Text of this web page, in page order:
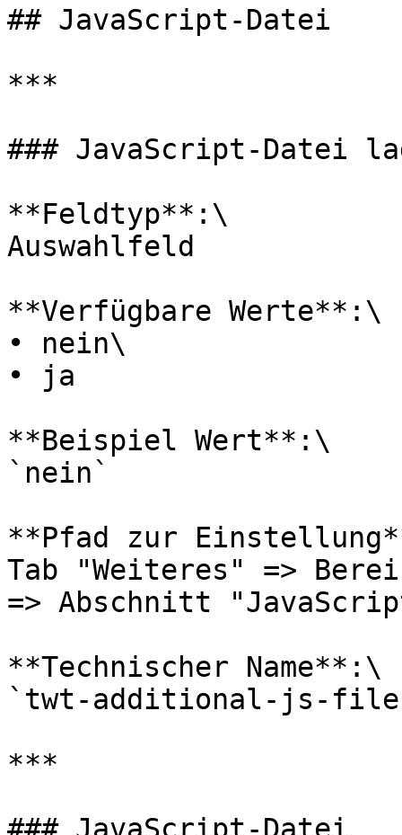
## JavaScript-Datei
***
### JavaScript-Datei
**Feldtyp**:\
Auswahlfeld
**Verfügbare Werte**:\
• nein\
• ja
**Beispiel Wert**:\
`nein`
**Pfad zur
Tab "Weiteres" =>
=> Abschnitt
**Technischer Name**:\
`twt-additional-js-
***